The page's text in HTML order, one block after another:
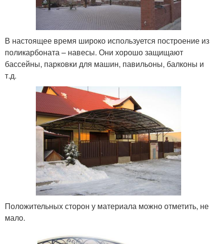
В настоящее время широко используется построение из
поликарбоната – навесы. Они хорошо защищают
бассейны, парковки для машин, павильоны, балконы и
т.д.
Положительных сторон у материала можно отметить, не
мало.